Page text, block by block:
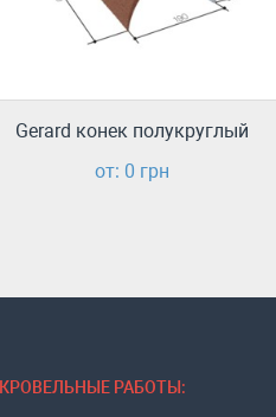
Gerard конек полукруглый
от: 0 грн
КРОВЕЛЬНЫЕ РАБОТЫ: